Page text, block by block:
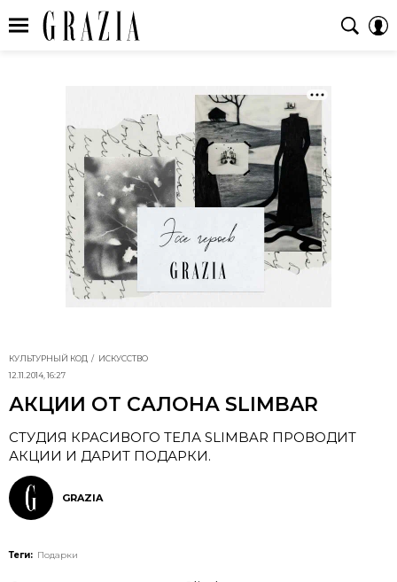
КУЛЬТУРНЫЙ КОД
ИСКУССТВО
12.11.2014, 16:27
АКЦИИ ОТ САЛОНА SLIMBAR
СТУДИЯ КРАСИВОГО ТЕЛА SLIMBAR ПРОВОДИТ
АКЦИИ И ДАРИТ ПОДАРКИ.
GRAZIA
Теги: Подарки